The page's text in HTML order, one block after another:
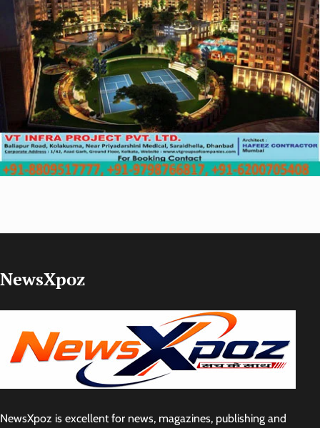
NewsXpoz
NewsXpoz is excellent for news, magazines, publishing and